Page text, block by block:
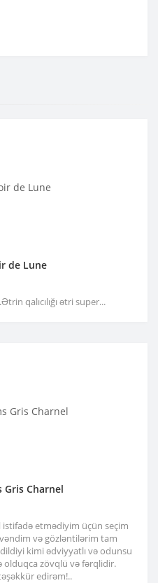
de Lune
qalıcılığı ətri super...
Gris Charnel
etmədiyim üçün seçim
və gözləntilərim tam
kimi ədviyyatlı və odunsu
zövqlü və fərqlidir.
edirəm!..